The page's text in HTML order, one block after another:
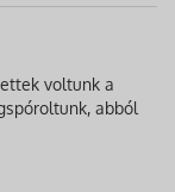
voltunk a
abból